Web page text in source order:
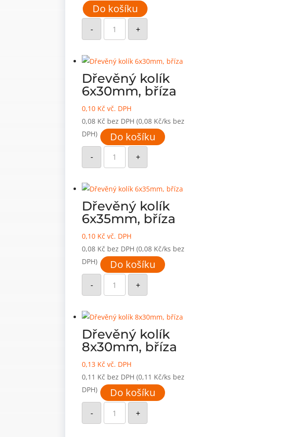
byla:
1115,40 Kč.
Do košíku
-
Dřevěný
kolík
10x50mm,
bříza
ks)
+
Dřevěný kolík
6x30mm, bříza
0,10 Kč vč. DPH
0,08 Kč bez DPH (0,08 Kč/ks bez
DPH)
Do košíku
-
Dřevěný
kolík
6x30mm,
bříza
+
Dřevěný kolík
6x35mm, bříza
0,10 Kč vč. DPH
0,08 Kč bez DPH (0,08 Kč/ks bez
DPH)
Do košíku
-
Dřevěný
kolík
6x35mm,
bříza
+
Dřevěný kolík
8x30mm, bříza
0,13 Kč vč. DPH
0,11 Kč bez DPH (0,11 Kč/ks bez
DPH)
Do košíku
-
Dřevěný
kolík
8x30mm,
bříza
+